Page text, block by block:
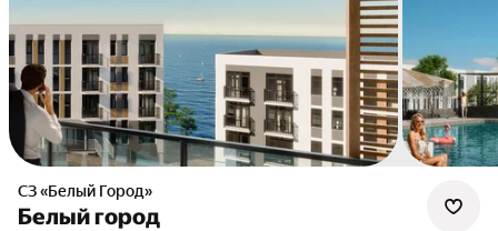
СЗ «Белый Город»
Белый город